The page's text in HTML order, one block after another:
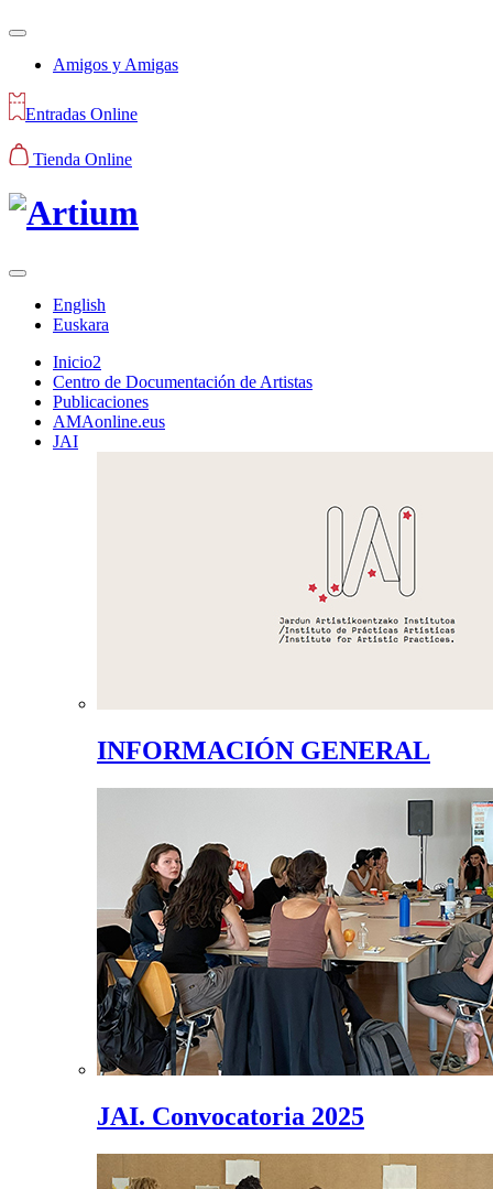
Amigos y Amigas
Entradas Online
Tienda Online
English
Euskara
Inicio2
Centro de Documentación de Artistas
Publicaciones
AMAonline.eus
JAI
INFORMACIÓN GENERAL
JAI. Convocatoria 2025